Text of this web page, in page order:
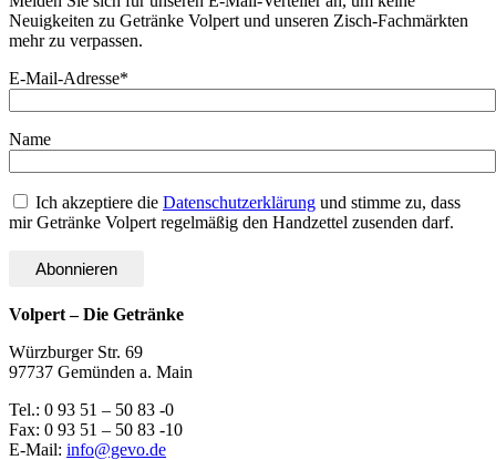
Neuigkeiten zu Getränke Volpert und unseren Zisch-Fachmärkten
mehr zu verpassen.
E-Mail-Adresse*
Name
Ich akzeptiere die Datenschutzerklärung und stimme zu, dass
mir Getränke Volpert regelmäßig den Handzettel zusenden darf.
Volpert – Die Getränke
Würzburger Str. 69
97737 Gemünden a. Main
Tel.: 0 93 51 – 50 83 -0
Fax: 0 93 51 – 50 83 -10
E-Mail: info@gevo.de